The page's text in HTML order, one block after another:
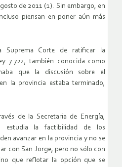
de 2011 (1). Sin embargo, en
piensan en poner aún más
Corte de ratificar la
7.722, también conocida como
que la discusión sobre el
la provincia estaba terminado,
de la Secretaria de Energía,
estudia la factibilidad de los
avanzar en la provincia y no se
con San Jorge, pero no sólo con
que reflotar la opción que se